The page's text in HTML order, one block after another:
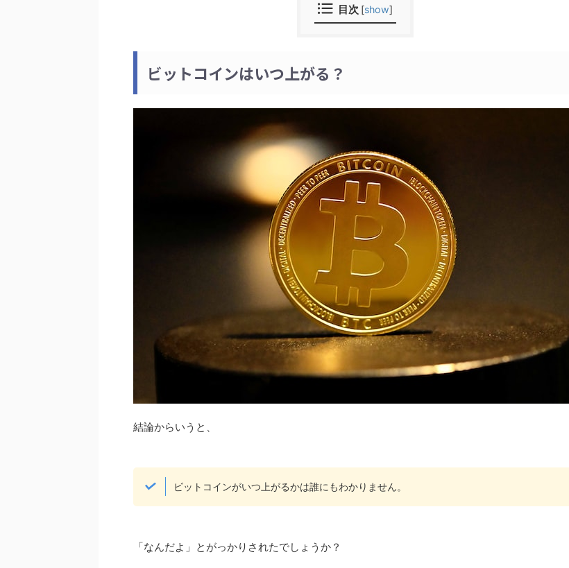
目次 [show]
ビットコインはいつ上がる？
結論からいうと、
ビットコインがいつ上がるかは誰にもわかりません。
「なんだよ」とがっかりされたでしょうか？